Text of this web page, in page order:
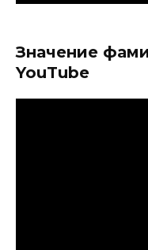
Значение
YouTube